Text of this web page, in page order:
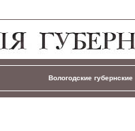
Вологодские